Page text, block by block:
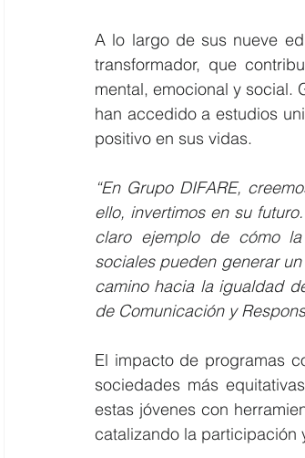
A lo largo de sus nueve
transformador, que
mental, emocional y social.
han accedido a estudios
positivo en sus vidas.
“En Grupo DIFARE,
ello, invertimos en su
claro ejemplo de cómo
sociales pueden generar
camino hacia la igualdad
de Comunicación y
El impacto de programas
sociedades más
estas jóvenes con
catalizando la participación